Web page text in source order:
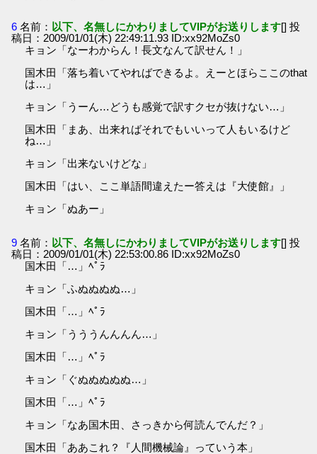
6 名前： 以下、名無しにかわりましてVIPがお送りします[] 投
稿日：2009/01/01(木) 22:49:11.93 ID:xx92MoZs0
キョン「なーわからん！長文なんて訳せん！」
国木田「落ち着いてやればできるよ。えーとほらここのthat
は…」
キョン「うーん…どうも感覚で訳すクセが抜けない…」
国木田「まあ、出来ればそれでもいいって人もいるけど
ね…」
キョン「出来ないけどな」
国木田「はい、ここ単語間違えたー答えは『大使館』」
キョン「ぬあー」
9 名前： 以下、名無しにかわりましてVIPがお送りします[] 投
稿日：2009/01/01(木) 22:53:00.86 ID:xx92MoZs0
国木田「…」ﾍﾟﾗ
キョン「ふぬぬぬぬ…」
国木田「…」ﾍﾟﾗ
キョン「うううんんんん…」
国木田「…」ﾍﾟﾗ
キョン「ぐぬぬぬぬぬ…」
国木田「…」ﾍﾟﾗ
キョン「なあ国木田、さっきから何読んでんだ？」
国木田「ああこれ？『人間機械論』っていう本」